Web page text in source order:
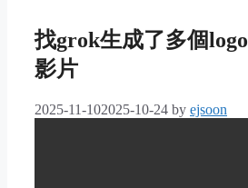
找grok生成了多個logo
影片
2025-11-102025-10-24 by ejsoon